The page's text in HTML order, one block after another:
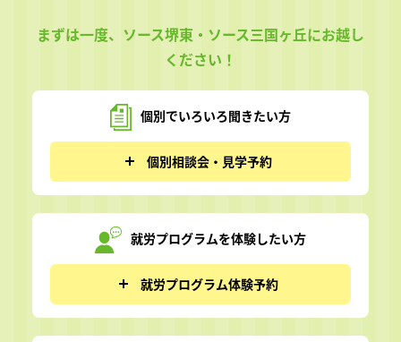
まずは一度、ソース堺東・ソース三国ヶ丘にお越し
ください！
個別でいろいろ聞きたい方
個別相談会・見学予約
就労プログラムを体験したい方
就労プログラム体験予約